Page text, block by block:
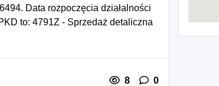
Data rozpoczęcia działalności
to: 4791Z - Sprzedaż detaliczna
- Działalność związana z
w zakresie public relations i
8 0